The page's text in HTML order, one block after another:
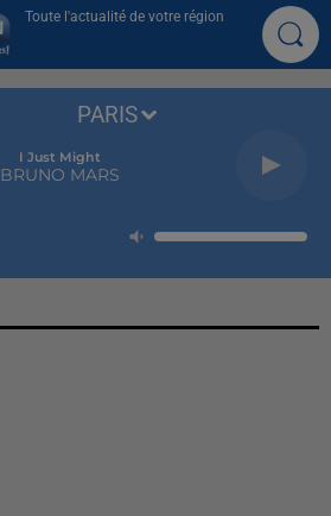
Toute l'actualité de votre région
I Just Might
BRUNO MARS
PARIS